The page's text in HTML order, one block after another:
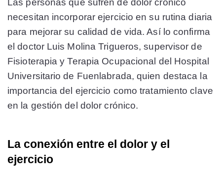
Las personas que sufren de dolor crónico
necesitan incorporar ejercicio en su rutina diaria
para mejorar su calidad de vida. Así lo confirma
el doctor Luis Molina Trigueros, supervisor de
Fisioterapia y Terapia Ocupacional del Hospital
Universitario de Fuenlabrada, quien destaca la
importancia del ejercicio como tratamiento clave
en la gestión del dolor crónico.
La conexión entre el dolor y el
ejercicio